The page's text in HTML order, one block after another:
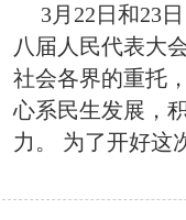
3月22日和23日
八届人民代表大
社会各界的重托
心系民生发展，
力。 为了开好这